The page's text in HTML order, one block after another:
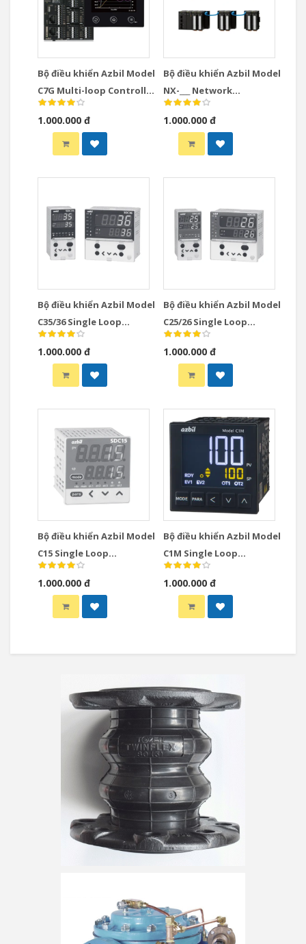
Bộ điều khiển Azbil Model
C7G Multi-loop Controller
with Multifunction
Display Model
1.000.000 đ
Bộ điều khiển Azbil Model
NX-___ Network
Instrumentation
Modules Controllers
1.000.000 đ
Bộ điều khiển Azbil Model
C35/36 Single Loop
Controllers
1.000.000 đ
Bộ điều khiển Azbil Model
C25/26 Single Loop
Controllers
1.000.000 đ
Bộ điều khiển Azbil Model
C15 Single Loop
Controllers
1.000.000 đ
Bộ điều khiển Azbil Model
C1M Single Loop
Controllers
1.000.000 đ